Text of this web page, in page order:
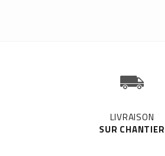
LIVRAISON
SUR CHANTIER